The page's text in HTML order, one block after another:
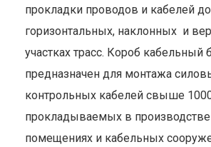
прокладки проводов и кабелей
горизонтальных, наклонных и
участках трасс. Короб кабельный
предназначен для монтажа
контрольных кабелей свыше
прокладываемых в
помещениях и кабельных